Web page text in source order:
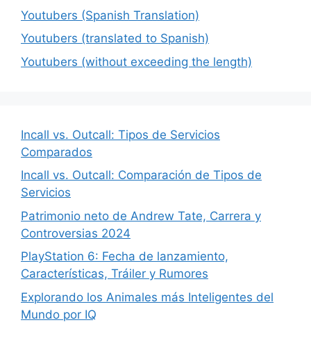
Youtubers (Spanish Translation)
Youtubers (translated to Spanish)
Youtubers (without exceeding the length)
Incall vs. Outcall: Tipos de Servicios
Comparados
Incall vs. Outcall: Comparación de Tipos de
Servicios
Patrimonio neto de Andrew Tate, Carrera y
Controversias 2024
PlayStation 6: Fecha de lanzamiento,
Características, Tráiler y Rumores
Explorando los Animales más Inteligentes del
Mundo por IQ